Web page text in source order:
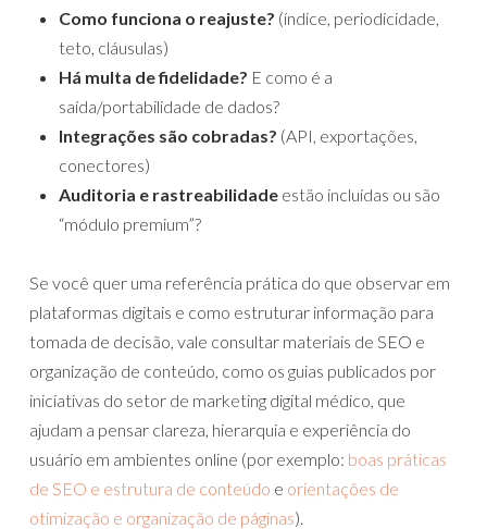
Como funciona o reajuste? (índice, periodicidade,
teto, cláusulas)
Há multa de fidelidade? E como é a
saída/portabilidade de dados?
Integrações são cobradas? (API, exportações,
conectores)
Auditoria e rastreabilidade estão incluídas ou são
“módulo premium”?
Se você quer uma referência prática do que observar em
plataformas digitais e como estruturar informação para
tomada de decisão, vale consultar materiais de SEO e
organização de conteúdo, como os guias publicados por
iniciativas do setor de marketing digital médico, que
ajudam a pensar clareza, hierarquia e experiência do
usuário em ambientes online (por exemplo: boas práticas
de SEO e estrutura de conteúdo e orientações de
otimização e organização de páginas).